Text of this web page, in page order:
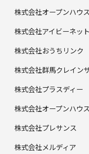
株式会社オープンハウ
株式会社アイビーネット
株式会社おうちリンク
株式会社群馬クレイン
株式会社プラスディー
株式会社オープンハウ
株式会社プレサンス
株式会社メルディア